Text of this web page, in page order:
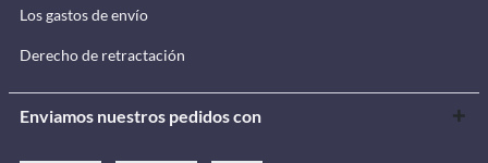
Los gastos de envío
Derecho de retractación
Enviamos nuestros pedidos con